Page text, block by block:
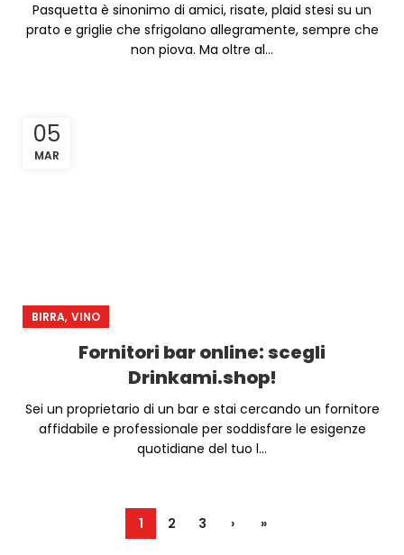
Pasquetta è sinonimo di amici, risate, plaid stesi su un
prato e griglie che sfrigolano allegramente, sempre che
non piova. Ma oltre al...
05
MAR
BIRRA, VINO
Fornitori bar online: scegli
Drinkami.shop!
Sei un proprietario di un bar e stai cercando un fornitore
affidabile e professionale per soddisfare le esigenze
quotidiane del tuo l...
1 2 3 › »